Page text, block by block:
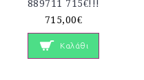
889711 715€!!!
715,00€
Καλάθι